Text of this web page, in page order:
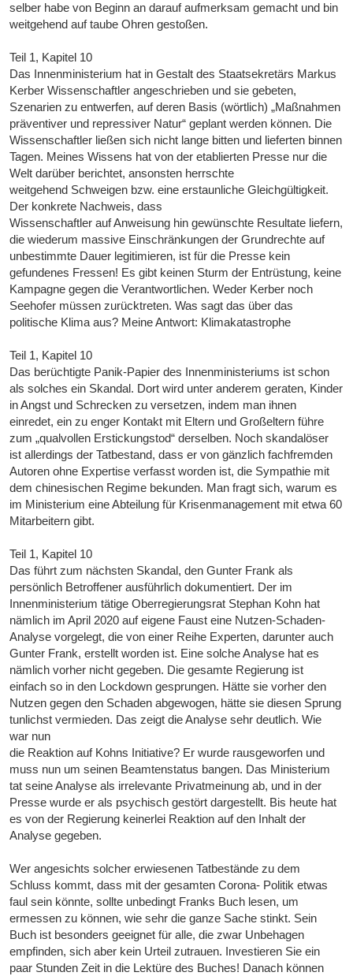
selber habe von Beginn an darauf aufmerksam gemacht und bin
weitgehend auf taube Ohren gestoßen.
Teil 1, Kapitel 10
Das Innenministerium hat in Gestalt des Staatsekretärs Markus
Kerber Wissenschaftler angeschrieben und sie gebeten,
Szenarien zu entwerfen, auf deren Basis (wörtlich) „Maßnahmen
präventiver und repressiver Natur“ geplant werden können. Die
Wissenschaftler ließen sich nicht lange bitten und lieferten binnen
Tagen. Meines Wissens hat von der etablierten Presse nur die
Welt darüber berichtet, ansonsten herrschte
weitgehend Schweigen bzw. eine erstaunliche Gleichgültigkeit.
Der konkrete Nachweis, dass
Wissenschaftler auf Anweisung hin gewünschte Resultate liefern,
die wiederum massive Einschränkungen der Grundrechte auf
unbestimmte Dauer legitimieren, ist für die Presse kein
gefundenes Fressen! Es gibt keinen Sturm der Entrüstung, keine
Kampagne gegen die Verantwortlichen. Weder Kerber noch
Seehofer müssen zurücktreten. Was sagt das über das
politische Klima aus? Meine Antwort: Klimakatastrophe
Teil 1, Kapitel 10
Das berüchtigte Panik-Papier des Innenministeriums ist schon
als solches ein Skandal. Dort wird unter anderem geraten, Kinder
in Angst und Schrecken zu versetzen, indem man ihnen
einredet, ein zu enger Kontakt mit Eltern und Großeltern führe
zum „qualvollen Erstickungstod“ derselben. Noch skandalöser
ist allerdings der Tatbestand, dass er von gänzlich fachfremden
Autoren ohne Expertise verfasst worden ist, die Sympathie mit
dem chinesischen Regime bekunden. Man fragt sich, warum es
im Ministerium eine Abteilung für Krisenmanagement mit etwa 60
Mitarbeitern gibt.
Teil 1, Kapitel 10
Das führt zum nächsten Skandal, den Gunter Frank als
persönlich Betroffener ausführlich dokumentiert. Der im
Innenministerium tätige Oberregierungsrat Stephan Kohn hat
nämlich im April 2020 auf eigene Faust eine Nutzen-Schaden-
Analyse vorgelegt, die von einer Reihe Experten, darunter auch
Gunter Frank, erstellt worden ist. Eine solche Analyse hat es
nämlich vorher nicht gegeben. Die gesamte Regierung ist
einfach so in den Lockdown gesprungen. Hätte sie vorher den
Nutzen gegen den Schaden abgewogen, hätte sie diesen Sprung
tunlichst vermieden. Das zeigt die Analyse sehr deutlich. Wie
war nun
die Reaktion auf Kohns Initiative? Er wurde rausgeworfen und
muss nun um seinen Beamtenstatus bangen. Das Ministerium
tat seine Analyse als irrelevante Privatmeinung ab, und in der
Presse wurde er als psychisch gestört dargestellt. Bis heute hat
es von der Regierung keinerlei Reaktion auf den Inhalt der
Analyse gegeben.
Wer angesichts solcher erwiesenen Tatbestände zu dem
Schluss kommt, dass mit der gesamten Corona- Politik etwas
faul sein könnte, sollte unbedingt Franks Buch lesen, um
ermessen zu können, wie sehr die ganze Sache stinkt. Sein
Buch ist besonders geeignet für alle, die zwar Unbehagen
empfinden, sich aber kein Urteil zutrauen. Investieren Sie ein
paar Stunden Zeit in die Lektüre des Buches! Danach können